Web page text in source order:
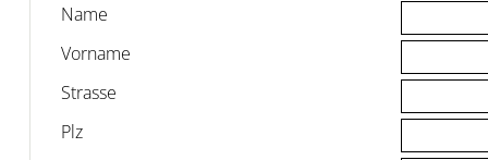
Name
Vorname
Strasse
Plz